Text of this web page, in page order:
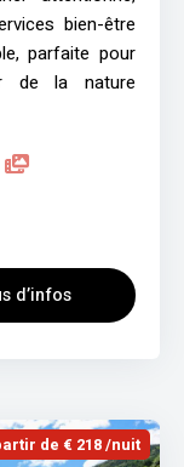
bien-être
parfaite pour
de la nature
d’infos
de € 218 /nuit